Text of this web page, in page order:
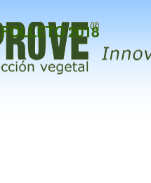
FOLLETO 2018